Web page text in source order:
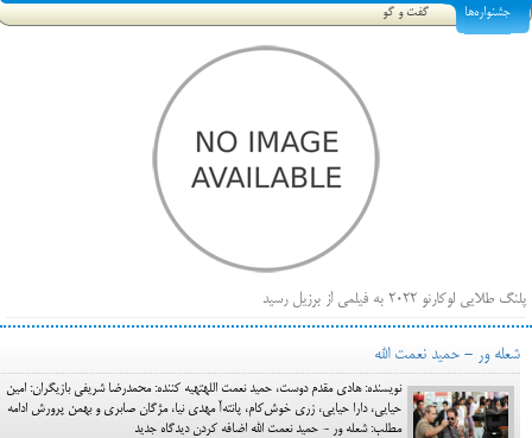
جشنواره‌ها گفت و گو
پلنگ طلایی لوکارنو ۲۰۲۲ به فیلمی از برزیل رسید
فهرست فیلم‌های بخش مسابقه جشنواره فیلم ونیز ۲۰۲۲ مشخص شد، سهم پررنگ ایرانی‌ها
بیرون راندن فیلم‌های منتسب به حامیان کرملین از جشنواره کن، راه برای مستقل‌ها باز است
شعله ور - حمید نعمت الله
نویسنده: هادی مقدم دوست، حمید نعمت اللهتهیه کننده: محمدرضا شریفی بازیگران: امین
حیایی، دارا حیایی، زری خوش‌کام، پانته‌آ مهدی نیا، مژگان صابری و بهمن پرورش ادامه
مطلب: شعله ور - حمید نعمت الله اضافه کردن دیدگاه جدید